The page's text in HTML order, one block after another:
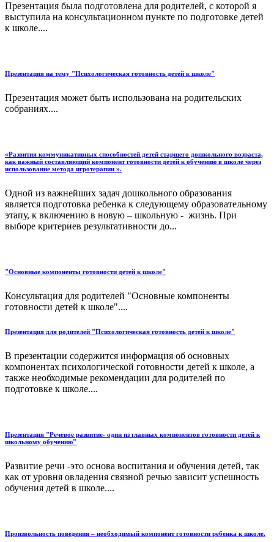
Презентация была подготовлена для родителей, с которой я
выступила на консультационном пункте по подготовке детей
к школе....
Презентация на тему "Психологическая готовность детей к школе"
Презентация может быть использована на родительских
собраниях....
«Развития коммуникативных способностей детей старшего дошкольного возраста,
как важный составляющий компонент готовности детей к обучению в школе через
использование метода игротерапии ».
Одной из важнейших задач дошкольного образования
является подготовка ребенка к следующему образовательному
этапу, к включению в новую – школьную - жизнь. При
выборе критериев результативности до...
"Основные компоненты готовности детей к школе"
Консультация для родителей "Основные компоненты
готовности детей к школе"....
Презентация для родителей "Психологическая готовность детей к школе"
В презентации содержится информация об основных
компонентах психологической готовности детей к школе, а
также необходимые рекомендации для родителей по
подготовке к школе....
Презентация "Речевое развитие- один из главных компонентов готовности детей к
школьному обучению"
Развитие речи -это основа воспитания и обучения детей, так
как от уровня овладения связной речью зависит успешность
обучения детей в школе....
Произвольность поведения – необходимый компонент готовности ребенка к школе.